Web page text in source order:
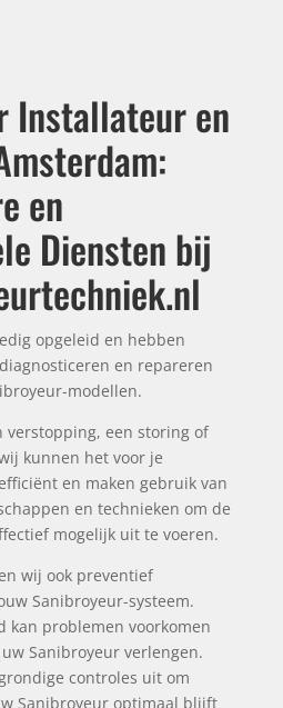
Installateur en
en
Diensten bij
opgeleid en hebben
en repareren
modellen.
verstopping, een storing of
kunnen het voor je
en maken gebruik van
en technieken om de
mogelijk uit te voeren.
wij ook preventief
Sanibroyeur-systeem.
kan problemen voorkomen
Sanibroyeur verlengen.
controles uit om
Sanibroyeur optimaal blijft